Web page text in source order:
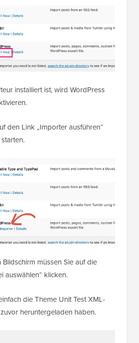
installiert ist, wird WordPress
den Link „Importer ausführen“
müssen Sie auf die
auswählen“ klicken.
die Theme Unit Test XML-
heruntergeladen haben.